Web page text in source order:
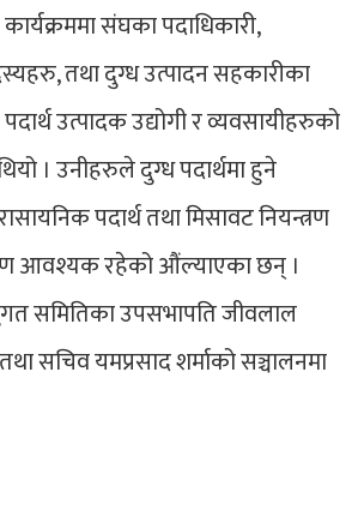
संघका पदाधिकारी,
तथा दुग्ध उत्पादन सहकारीका
पदार्थ उत्पादक उद्योगी र व्यवसायीहरुको
। उनीहरुले दुग्ध पदार्थमा हुने
पदार्थ तथा मिसावट नियन्त्रण
आवश्यक रहेको औंल्याएका छन् ।
समितिका उपसभापति जीवलाल
सचिव यमप्रसाद शर्माको सञ्चालनमा